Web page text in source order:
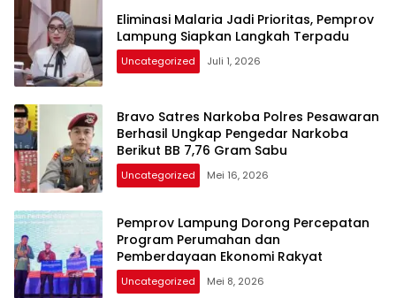
Eliminasi Malaria Jadi Prioritas, Pemprov
Lampung Siapkan Langkah Terpadu
Uncategorized Juli 1, 2026
Bravo Satres Narkoba Polres Pesawaran
Berhasil Ungkap Pengedar Narkoba
Berikut BB 7,76 Gram Sabu
Uncategorized Mei 16, 2026
Pemprov Lampung Dorong Percepatan
Program Perumahan dan
Pemberdayaan Ekonomi Rakyat
Uncategorized Mei 8, 2026